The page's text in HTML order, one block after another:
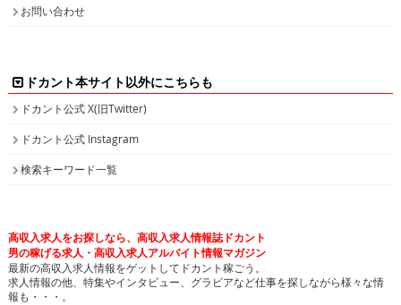
お問い合わせ
ドカント本サイト以外にこちらも
ドカント公式 X(旧Twitter)
ドカント公式 Instagram
検索キーワード一覧
高収入求人をお探しなら、高収入求人情報誌ドカント
男の稼げる求人・高収入求人アルバイト情報マガジン
最新の高収入求人情報をゲットしてドカント稼ごう。
求人情報の他、特集やインタビュー、グラビアなど仕事を探しながら様々な情
報も・・・。